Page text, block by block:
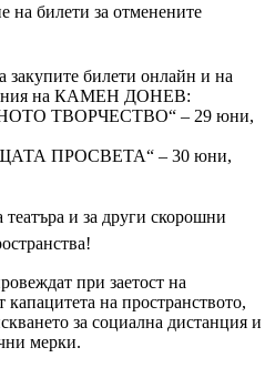
на билети за отменените
билети онлайн и на
на КАМЕН ДОНЕВ:
ТВОРЧЕСТВО“ – 29 юни,
ПРОСВЕТА“ – 30 юни,
и за други скорошни
при заетост на
капацитета на пространството,
за социална дистанция и
мерки.